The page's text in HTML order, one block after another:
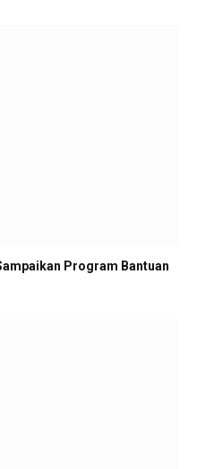
Program Bantuan